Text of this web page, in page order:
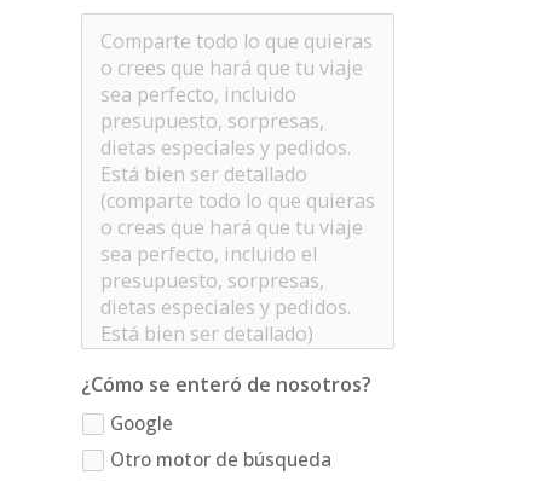
¿Cómo se enteró de nosotros?
Google
Otro motor de búsqueda